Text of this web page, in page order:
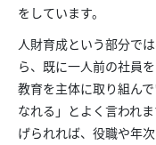
をしています。
人財育成という部分で
ら、既に一人前の社員
教育を主体に取り組ん
なれる」とよく言われ
げられれば、役職や年